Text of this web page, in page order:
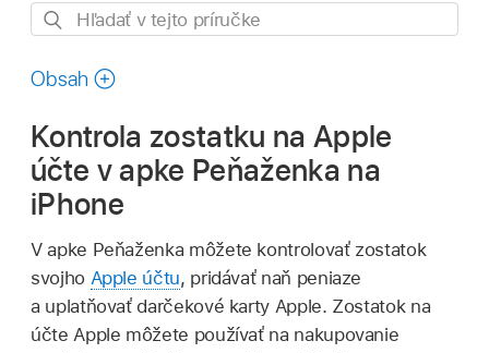
Hľadať
príručke
Obsah
Kontrola zostatku na Apple
účte v apke Peňaženka na
iPhone
V apke Peňaženka môžete kontrolovať zostatok
svojho Apple účtu, pridávať naň peniaze
a uplatňovať darčekové karty Apple. Zostatok na
účte Apple môžete používať na nakupovanie